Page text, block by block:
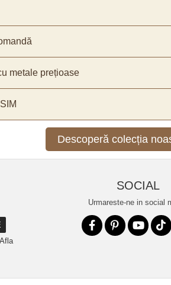
metale prețioase
Descoperă colecția
SOCIAL
Urmareste-ne in social